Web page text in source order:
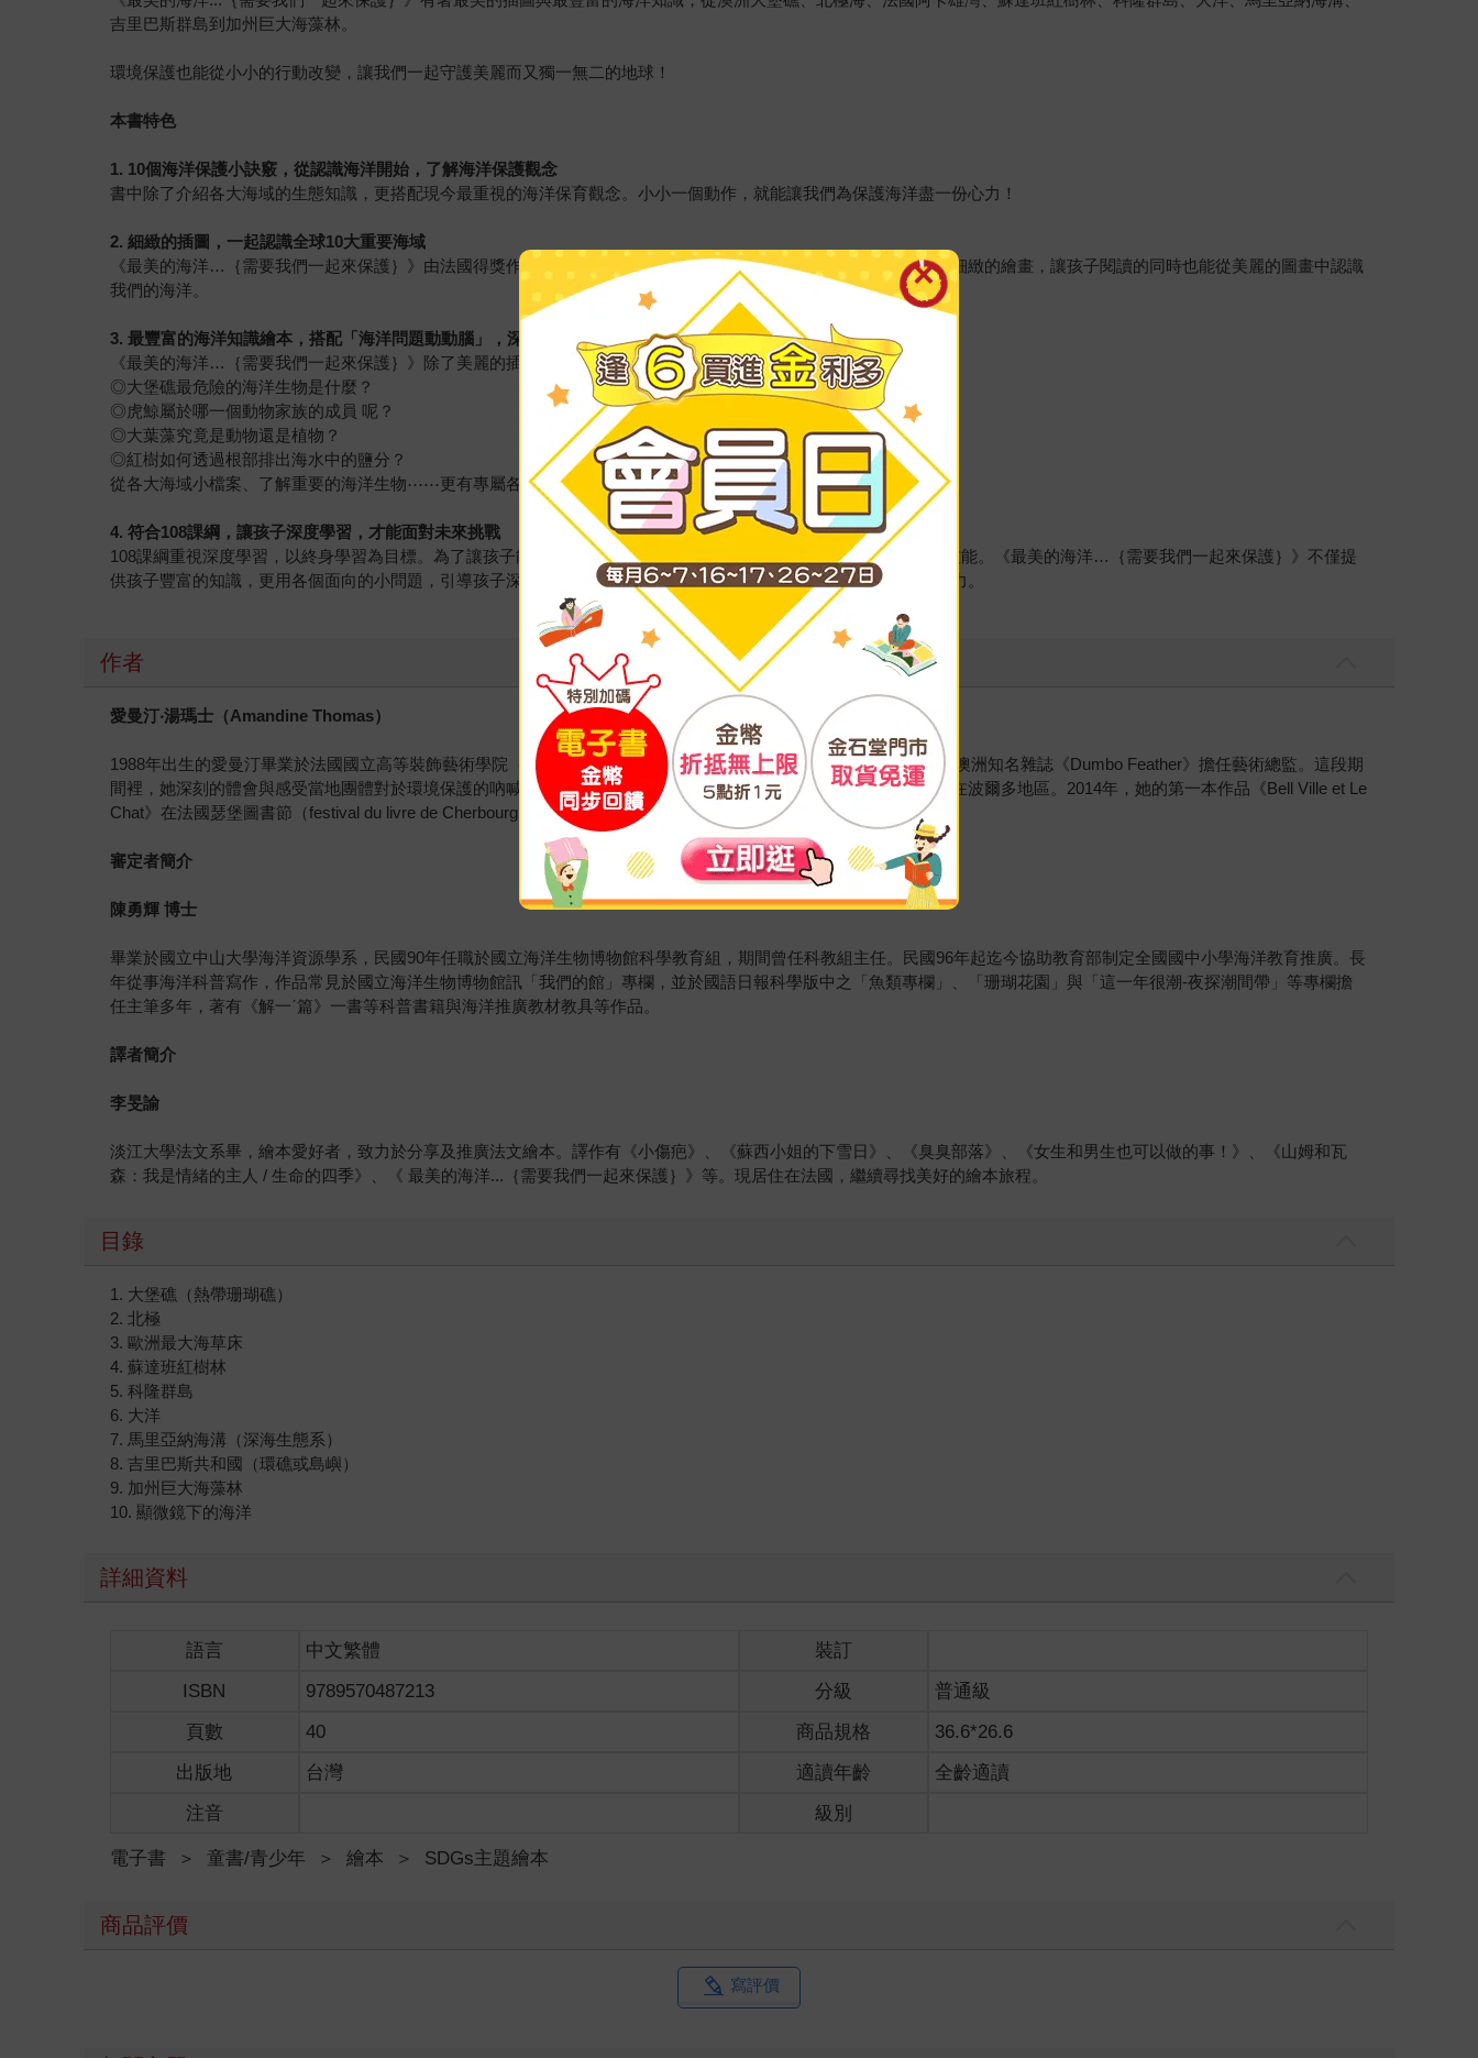
吉里巴斯群島到加州巨大海藻林。
環境保護也能從小小的行動改變，讓我們一起守護美麗而又獨一無二的地球！
本書特色
1. 10個海洋保護小訣竅，從認識海洋開始，了解海洋保護觀念
書中除了介紹各大海域的生態知識，更搭配現今最重視的海洋保育觀念。小小一個動作，就能讓我們為保護海洋盡一份心力！
2.細緻的插圖，一起認識全球10大重要海域
《最美的海洋…｛需要我們一起來保護｝》由法國得獎作家愛曼汀・湯瑪士所寫所繪，除了專業的海洋知識，更有著細緻的繪畫，讓孩子閱讀的同時也能從美麗的圖畫中認識
我們的海洋。
3.最豐富的海洋知識繪本，搭配「海洋問題動動腦」，深度了解海洋生態
《最美的海洋…｛需要我們一起來保護｝》除了美麗的插畫以外，更提供了豐富的海洋生態知識：
◎大堡礁最危險的海洋生物是什麼？
◎虎鯨屬於哪一個動物家族的成員 呢？
◎大葉藻究竟是動物還是植物？
◎紅樹如何透過根部排出海水中的鹽分？
從各大海域小檔案、了解重要的海洋生物⋯⋯更有專屬各大海域的「海洋問題動動腦」，讓孩子深度理解海洋知識。
4.符合108課綱，讓孩子深度學習，才能面對未來挑戰
108課綱重視深度學習，以終身學習為目標。為了讓孩子能夠面對瞬息萬變的未來，「獨立思考」才是最重要的學習技能。《最美的海洋…｛需要我們一起來保護｝》不僅提
供孩子豐富的知識，更用各個面向的小問題，引導孩子深度思考、提出自己的想法與建議，才是面對未來最重要的能力。
作者
愛曼汀‧湯瑪士（Amandine Thomas）
1988年出生的愛曼汀畢業於法國國立高等裝飾藝術學院（Ecole d’Arts Décoratifs）。她在23歲的時候移居澳洲，且於澳洲知名雜誌《Dumbo Feather》擔任藝術總監。這段期
間裡，她深刻的體會與感受當地團體對於環境保護的吶喊。在墨爾本待了六年之後，愛曼汀搬回了法國，目前她居住在波爾多地區。2014年，她的第一本作品《Bell Ville et Le
Chat》在法國瑟堡圖書節（festival du livre de Cherbourg）獲獎，作品充分展現出創作天賦與活力。
審定者簡介
陳勇輝 博士
畢業於國立中山大學海洋資源學系，民國90年任職於國立海洋生物博物館科學教育組，期間曾任科教組主任。民國96年起迄今協助教育部制定全國國中小學海洋教育推廣。長
年從事海洋科普寫作，作品常見於國立海洋生物博物館訊「我們的館」專欄，並於國語日報科學版中之「魚類專欄」、「珊瑚花園」與「這一年很潮-夜探潮間帶」等專欄擔
任主筆多年，著有《解一ˊ篇》一書等科普書籍與海洋推廣教材教具等作品。
譯者簡介
李旻諭
淡江大學法文系畢，繪本愛好者，致力於分享及推廣法文繪本。譯作有《小傷疤》、《蘇西小姐的下雪日》、《臭臭部落》、《女生和男生也可以做的事！》、《山姆和瓦
森：我是情緒的主人 / 生命的四季》、《 最美的海洋...｛需要我們一起來保護｝》等。現居住在法國，繼續尋找美好的繪本旅程。
目錄
1. 大堡礁（熱帶珊瑚礁）
2. 北極
3. 歐洲最大海草床
4. 蘇達班紅樹林
5. 科隆群島
6. 大洋
7. 馬里亞納海溝（深海生態系）
8. 吉里巴斯共和國（環礁或島嶼）
9. 加州巨大海藻林
10. 顯微鏡下的海洋
詳細資料
語言 中文繁體
裝訂
ISBN
9789570487213 分級
普通級
頁數
40 商品規格
36.6*26.6
出版地
台灣 適讀年齡
全齡適讀
注音
級別
電子書 ＞ 童書/青少年 ＞ 繪本 ＞ SDGs主題繪本
商品評價
寫評價